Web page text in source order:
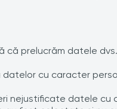
prelucrăm datele
cu caracter
nejustificate datele cu